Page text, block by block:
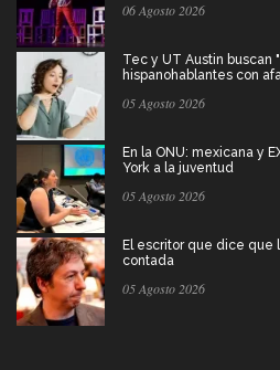
06 Agosto 2026
Tec y UT Austin buscan
hispanohablantes con
05 Agosto 2026
En la ONU: mexicana y
York a la juventud
05 Agosto 2026
El escritor que dice
contada
05 Agosto 2026